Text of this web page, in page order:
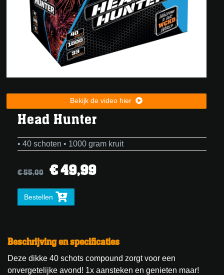
Bekijk de video hier
Head Hunter
• 40 schoten • 1000 gram kruit
€ 55,00 € 49,99
Bestellen
Beschrijving en specificaties
Deze dikke 40 schots compound zorgt voor een
onvergetelijke avond! 1x aansteken en genieten maar!